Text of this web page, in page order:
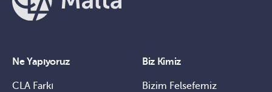
Ne Yapıyoruz
CLA Farkı
Biz Kimiz
Bizim Felsefemiz